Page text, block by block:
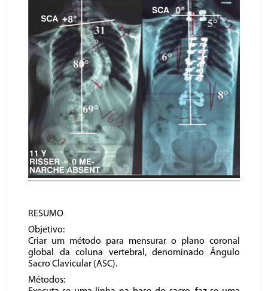
RESUMO
Objetivo:
Criar um método para mensurar o plano coronal
global da coluna vertebral, denominado Ângulo
Sacro Clavicular (ASC).
Métodos: